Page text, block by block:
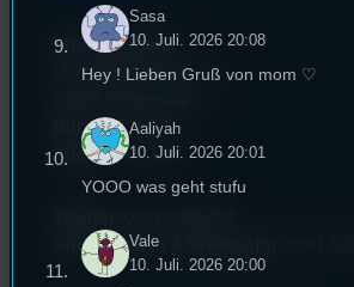
Studentenfunk
Universitätsstraße 31
Büro:PT 4.0.73
Studio:SH 1.39
Studio Call-In & WhatsApp:
Sasa
10. Juli. 2026 20:08
Hey ! Lieben Gruß von mom ♡
Aaliyah
10. Juli. 2026 20:01
YOOO was geht stufu
Vale
10. Juli. 2026 20:00